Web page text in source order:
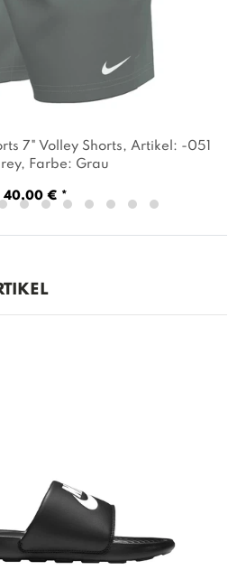
7" Volley Shorts, Artikel: -051
, Farbe: Grau
40,00 € *